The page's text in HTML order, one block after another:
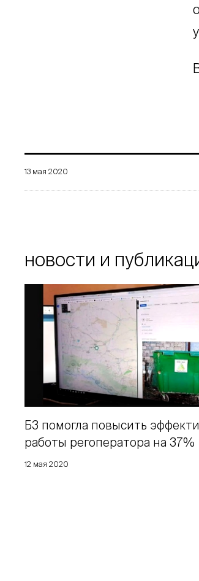
13 мая 2020
новости и
12 мая 2020
Б3 помогла повысить
работы регоператора на 37%